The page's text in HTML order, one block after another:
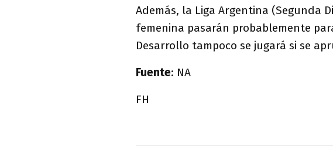
Además, la Liga Argentina (Segunda
femenina pasarán probablemente
Desarrollo tampoco se jugará si se
Fuente: NA
FH